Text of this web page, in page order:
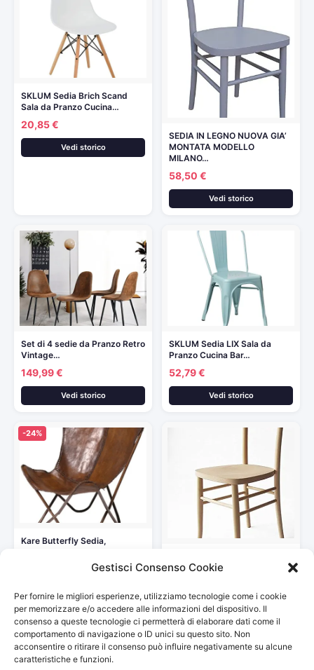
Gestisci Consenso Cookie
Per fornire le migliori esperienze, utilizziamo tecnologie come i cookie
per memorizzare e/o accedere alle informazioni del dispositivo. Il
consenso a queste tecnologie ci permetterà di elaborare dati come il
comportamento di navigazione o ID unici su questo sito. Non
acconsentire o ritirare il consenso può influire negativamente su alcune
caratteristiche e funzioni.
SKLUM Sedia Brich Scand
Sala da Pranzo Cucina…
20,85 €
Vedi storico
SEDIA IN LEGNO NUOVA GIA’
MONTATA MODELLO
MILANO…
58,50 €
Vedi storico
Set di 4 sedie da Pranzo Retro
Vintage…
149,99 €
Vedi storico
SKLUM Sedia LIX Sala da
Pranzo Cucina Bar…
52,79 €
Vedi storico
-24%
Kare Butterfly Sedia,
419,00 €
Vedi storico
MONTATA GREZZO DA…
Vedi storico